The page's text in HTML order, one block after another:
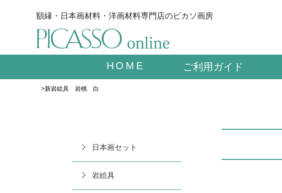
額縁・日本画材料・洋画材料専門店のピカソ画房
HOME ご利用ガイド
>新岩絵具 岩桃 白
日本画セット
岩絵具